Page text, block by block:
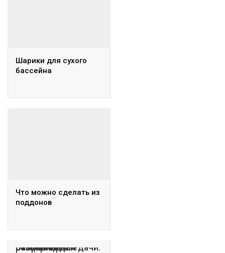
Шарики для сухого
бассейна
Что можно сделать из
поддонов
Бассейны для дачи: сборные, разборные и стационарные